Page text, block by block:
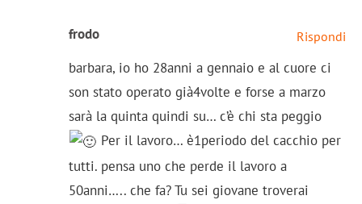
frodo Rispondi
barbara, io ho 28anni a gennaio e al cuore ci
son stato operato già4volte e forse a marzo
sarà la quinta quindi su… c’è chi sta peggio
Per il lavoro… è1periodo del cacchio per
tutti. pensa uno che perde il lavoro a
50anni….. che fa? Tu sei giovane troverai